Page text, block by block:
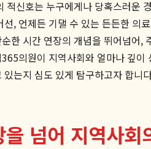
신호는 누구에게나 당혹스러
, 언제든 기댈 수 있는 든든한
한 시간 연장의 개념을 뛰어넘
의원이 지역사회와 얼마나 깊
는지 심도 있게 탐구하고자 합
넘어 지역사회